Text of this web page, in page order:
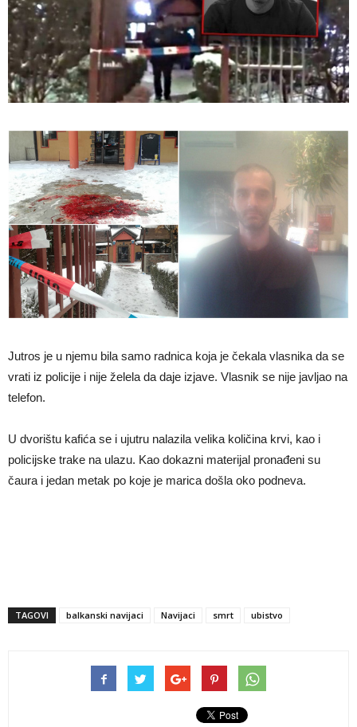
Jutros je u njemu bila samo radnica koja je čekala vlasnika da se
vrati iz policije i nije želela da daje izjave. Vlasnik se nije javljao na
telefon.
U dvorištu kafića se i ujutru nalazila velika količina krvi, kao i
policijske trake na ulazu. Kao dokazni materijal pronađeni su
čaura i jedan metak po koje je marica došla oko podneva.
TAGOVI balkanski navijaci Navijaci smrt ubistvo